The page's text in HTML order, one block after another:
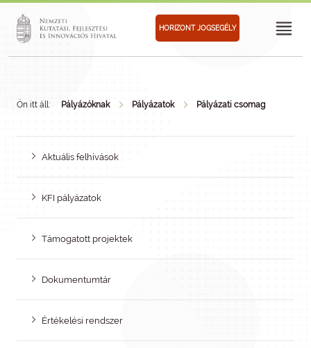
HORIZONT JOGSEGÉLY
Ön itt áll: Pályázóknak Pályázatok Pályázati csomag
Aktuális felhívások
KFI pályázatok
Támogatott projektek
Dokumentumtár
Értékelési rendszer